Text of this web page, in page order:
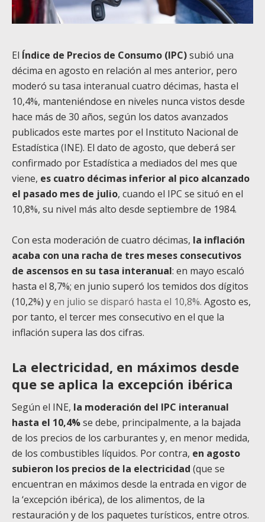
El Índice de Precios de Consumo (IPC)subió una
décima en agosto en relación al mes anterior, pero
moderó su tasa interanual cuatro décimas, hasta el
10,4%, manteniéndose en niveles nunca vistos desde
hace más de 30 años, según los datos avanzados
publicados este martes por el Instituto Nacional de
Estadística (INE). El dato de agosto, que deberá ser
confirmado por Estadística a mediados del mes que
viene, es cuatro décimas inferior al pico alcanzado
el pasado mes de julio, cuando el IPC se situó en el
10,8%, su nivel más alto desde septiembre de 1984.
Con esta moderación de cuatro décimas, la inflación
acaba con una racha de tres meses consecutivos
de ascensos en su tasa interanual: en mayo escaló
hasta el 8,7%; en junio superó los temidos dos dígitos
(10,2%) yen julio se disparó hasta el 10,8%. Agosto es,
por tanto, el tercer mes consecutivo en el que la
inflación supera las dos cifras.
La electricidad, en máximos desde
que se aplica la excepción ibérica
Según el INE, la moderación del IPC interanual
hasta el 10,4%se debe, principalmente, a la bajada
de los precios de los carburantes y, en menor medida,
de los combustibles líquidos. Por contra, en agosto
subieron los precios de la electricidad (que se
encuentran en máximos desde la entrada en vigor de
la ‘excepción ibérica), de los alimentos, de la
restauración y de los paquetes turísticos, entre otros.